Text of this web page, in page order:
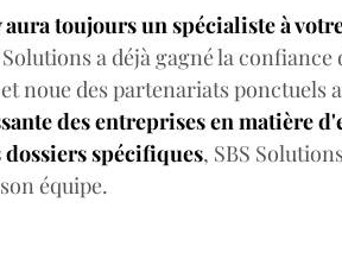
toujours un spécialiste à
a déjà gagné la confiance
noue des partenariats ponctuels
des entreprises en matière
spécifiques, SBS
équipe.